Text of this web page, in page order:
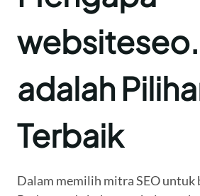
adalah
Terbaik
Dalam memilih mitra SEO untuk